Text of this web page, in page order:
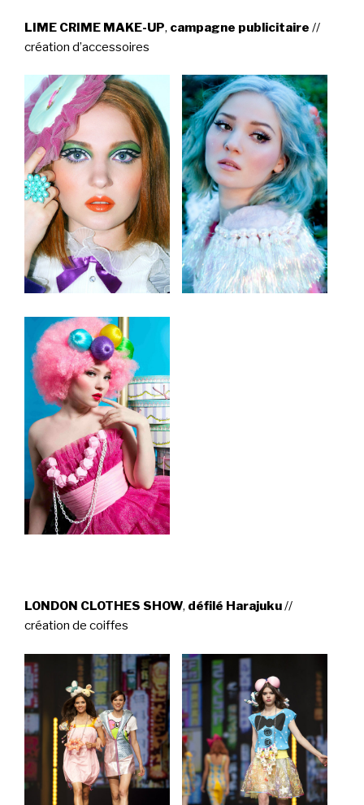
LIME CRIME MAKE-UP, campagne publicitaire //
création d’accessoires
LONDON CLOTHES SHOW, défilé Harajuku//
création de coiffes